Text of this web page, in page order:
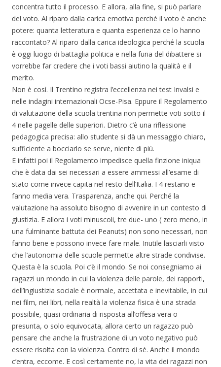
concentra tutto il processo. E allora, alla fine, si può parlare
del voto. Al riparo dalla carica emotiva perché il voto è anche
potere: quanta letteratura e quanta esperienza ce lo hanno
raccontato? Al riparo dalla carica ideologica perché la scuola
è oggi luogo di battaglia politica e nella furia del dibattere si
vorrebbe far credere che i voti bassi aiutino la qualità e il
merito.
Non è così. Il Trentino registra l’eccellenza nei test Invalsi e
nelle indagini internazionali Ocse-Pisa. Eppure il Regolamento
di valutazione della scuola trentina non permette voti sotto il
4 nelle pagelle delle superiori. Dietro c’è una riflessione
pedagogica precisa: allo studente si dà un messaggio chiaro,
sufficiente a bocciarlo se serve, niente di più.
E infatti poi il Regolamento impedisce quella finzione iniqua
che è data dai sei necessari a essere ammessi all’esame di
stato come invece capita nel resto dell’Italia. I 4 restano e
fanno media vera. Trasparenza, anche qui. Perché la
valutazione ha assoluto bisogno di avvenire in un contesto di
giustizia. E allora i voti minuscoli, tre due- uno ( zero meno, in
una fulminante battuta dei Peanuts) non sono necessari, non
fanno bene e possono invece fare male. Inutile lasciarli visto
che l’autonomia delle scuole permette altre strade condivise.
Questa è la scuola. Poi c’è il mondo. Se noi consegniamo ai
ragazzi un mondo in cui la violenza delle parole, dei rapporti,
dell’ingiustizia sociale è normale, accettata e inevitabile, in cui
nei film, nei libri, nella realtà la violenza fisica è una strada
possibile, quasi ordinaria di risposta all’offesa vera o
presunta, o solo equivocata, allora certo un ragazzo può
pensare che anche la frustrazione di un voto negativo può
essere risolta con la violenza. Contro di sé. Anche il mondo
c’entra, eccome. E così certamente no, la vita dei ragazzi non